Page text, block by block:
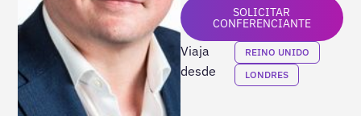
SOLICITAR
CONFERENCIANTE
Viaja
desde
REINO UNIDO
LONDRES